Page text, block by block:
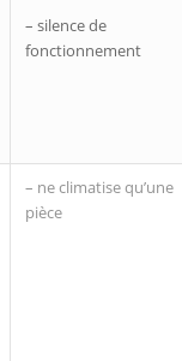
– silence de
fonctionnement
– ne climatise qu’une
pièce